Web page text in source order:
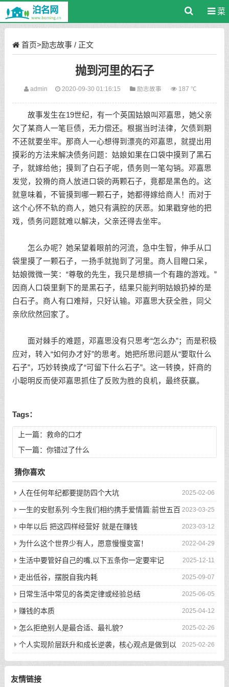
菜
首页>励志故事/ 正文
抛到河里的石子
admin 2020-09-30 01:16:15 励志故事 187 ℃
故事发生在19世纪，有一个英国姑娘叫邓嘉思，她父亲
欠了某商人一笔巨债，无力偿还。根据当时法律，欠债到期
不还就要坐牢。那商人一心想得到漂亮的邓嘉思，就提出用
摸彩的方法来解决债务问题：姑娘如果在口袋中摸到了黑石
子，就嫁给他；摸到了白石子呢，债务则一笔勾销。邓嘉思
发觉，狡猾的商人放进口袋的两颗石子，竟都是黑色的。这
就意味着，不管摸到哪一颗石子，她都得嫁给商人！而对于
这个心怀不轨的商人，她只有满腔的厌恶。如果戳穿他的把
戏，债务问题就难以解决，父亲还得去坐牢。
怎么办呢？她呆望着眼前的河流，急中生智，伸手从口
袋里摸了一颗石子，一扬手就抛到了河里。商人目瞪口呆，
姑娘微微一笑：“尊敬的先生，我只是想搞一个有趣的游戏。”
因商人口袋里剩下的是黑石子，结果只能判明姑娘扔掉的是
白石子。商人有口难辩，只好认输。邓嘉思大获全胜，同父
亲欣欣然回家了。
面对棘手的难题，邓嘉思没有只思考“怎么办”；而是积极
应对，转入“如何办才好”的思考。她把所思问题从“要取什么
石子”，巧妙转换成了“可留下什么石子”。这一转换，奸商的
小聪明反而使邓嘉思抓住了反败为胜的良机，最终获赢。
Tags：
上一篇： 救命的口才
下一篇： 你错过了什么
猜你喜欢
2025-02-06
人在任何年纪都要提防四个大坑
2023-03-25
一生的安慰系列:今生我们相约携手爱情篇:前世五百
次的回眸才换来今生的相遇
2023-03-12
中年以后 把这四样经营好 就是在赚钱
2022-04-29
为什么这个世界少有人，愿意慢慢变富！
2025-12-11
生活中要管好自己的嘴,以下五条你一定要牢记
2025-09-07
走出低谷，摆脱自我内耗
2025-06-05
日常生活中常见的各类定律或经验总结
2025-04-12
赚钱的本质
2025-02-26
怎么拒绝别人是最合适、最礼貌?
2025-02-26
个人实现阶层跃升和成长逆袭，核心观点是做到以
下八件事
友情链接